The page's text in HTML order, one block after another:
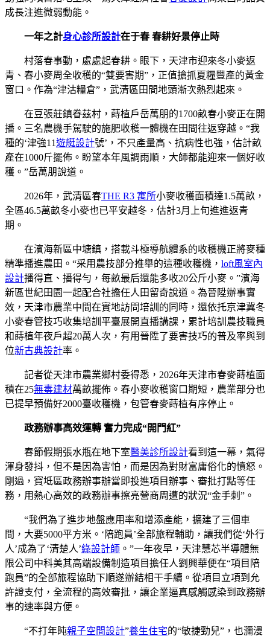
成長注進微弱動能。
一年之計身心診所設計在于春 春耕好景停止時
村落春事動，處處起春耕。眼下，天津市迎來冬小麥返
青、春小麥周全收穫的“雙要害期”，正值搶抓夏糧豐產的黃金
窗口。作為“津沽糧倉”，武清區田間地頭漸次熱烈起來。
在豆張莊鎮眷茲村，蒔植戶岳萬朋的1700畝春小麥正在開
播。三名農機手駕駛的施肥收穫一體機在田間往返穿越。“我
種的‘津強11遊艇設計號’，不只產量高、抗病性也強，估計畝
產在1000斤擺佈。盼望本年風調雨順，大師都能迎來一個好收
穫。”岳萬朋說道。
2026年，武清區春THE R3 寓所小麥收穫面積達1.5萬畝，
全區46.5萬畝冬小麥也已平安越冬，估計3月上旬進進返青
期。
在濱海新區中塘鎮，搭載斗極導航體系的收穫機正將麥種
精準播進農田。“采用農技部分推舉的這種收穫機， loft風室內
設計播得直、播得勻，每畝最后還能多收20公斤小麥。”濱海
新區世紀田園一起配合社擔任人田留奇說道。為晉陞辦事實
效，天津市農業中間在實地訪問培訓的同時，還依托京津冀冬
小麥春管技巧收集培訓平臺展開直播講課，累計培訓農技職員
和蒔植年夜戶超20萬人次，有用晉陞了要害技巧的普及率與到
位新古典設計率。
記者從天津市農業鄉村委得悉，2026年天津市春麥蒔植面
積在25無毒建材萬畝擺佈。春小麥收穫窗口期短，農業部分也
已提早預備好2000臺收穫機，包管春麥蒔植有序停止。
政務辦事高效運轉 奮力完成“開門紅”
春節假期張水瓶在地下室醫美診所設計看到這一幕，氣得
渾身發抖，但不是因為害怕，而是因為對財富庸俗化的憤怒。
剛過，寶坻區政務辦事辦當即投進項目辦事、審批打點等任
務，用熱心高效的政務辦事擦亮營商周遭的狀況“金手刺”。
“我們為了進步地盤應用率和增添產能，擴建了三個車
間，大要5000平方米。‘陪跑員’全部旅程輔助，讓我們從‘外行
人’成為了‘清楚人’綠設計師 。”一年夜早，天津慧芯半導體無
限公司中科美其高端設備制造項目擔任人劉興華便在“項目陪
跑員”的全部旅程協助下順遂辦結相干手續。從項目立項到允
許證支付，全流程的高效審批，讓企業逼真感觸感染到政務辦
事的速率與方便。
“不打年盹親子空間設計”養生住宅的“敏捷勁兒”，也瀰漫